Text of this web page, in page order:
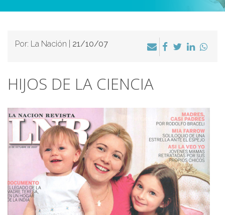
Por: La Nación | 21/10/07
HIJOS DE LA CIENCIA